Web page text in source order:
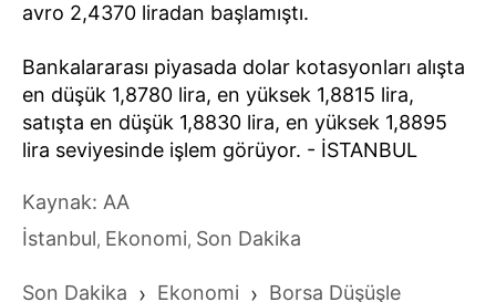
avro 2,4370 liradan başlamıştı.
Bankalararası piyasada dolar kotasyonları alışta
en düşük 1,8780 lira, en yüksek 1,8815 lira,
satışta en düşük 1,8830 lira, en yüksek 1,8895
lira seviyesinde işlem görüyor. - İSTANBUL
Kaynak: AA
İstanbul, Ekonomi, Son Dakika
Son Dakika › Ekonomi › Borsa Düşüşle